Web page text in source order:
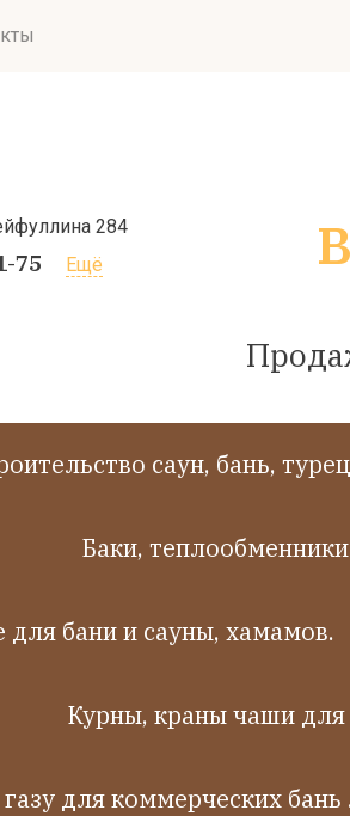
284
75 Ещё
саун, бань,
Баки,
для бани и сауны, хамамов.
Курны, краны чаши для
для коммерческих бань